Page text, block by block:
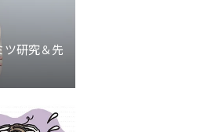
ツ研究＆先